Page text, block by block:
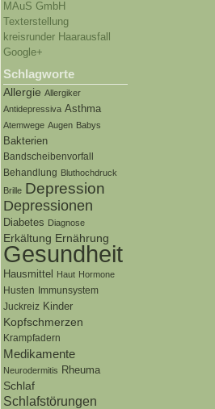
MAuS GmbH
Texterstellung
kreisrunder Haarausfall
Google+
Schlagworte
Allergie Allergiker
Antidepressiva Asthma
Atemwege Augen Babys
Bakterien
Bandscheibenvorfall
Behandlung Bluthochdruck
Brille Depression
Depressionen
Diabetes Diagnose
Erkältung Ernährung
Gesundheit
Hausmittel Haut Hormone
Husten Immunsystem
Juckreiz Kinder
Kopfschmerzen
Krampfadern
Medikamente
Neurodermitis Rheuma
Schlaf
Schlafstörungen